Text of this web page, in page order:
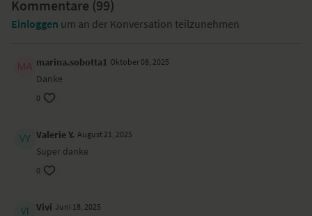
gedreht, weil...
du mit diesem Schwangerschaftsflow ins Spüren kommst und in die
Besondere Yoga-Übungen (Asanas)
Kindhaltung
Beckenkreisen
Kindhaltung
Ausfallschritt
Halbe Vorbeuge mit gebeugten Knien
Kommentare (99)
Einloggen um an der Konversation teilzunehmen
marina.sobotta1 Oktober 08, 2025
Danke
0
Valerie Y. August 21, 2025
Super danke
0
Vivi Juni 18, 2025